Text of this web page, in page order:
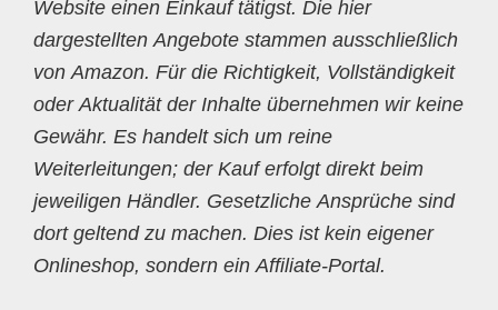
Website einen Einkauf tätigst. Die hier
dargestellten Angebote stammen ausschließlich
von Amazon. Für die Richtigkeit, Vollständigkeit
oder Aktualität der Inhalte übernehmen wir keine
Gewähr. Es handelt sich um reine
Weiterleitungen; der Kauf erfolgt direkt beim
jeweiligen Händler. Gesetzliche Ansprüche sind
dort geltend zu machen. Dies ist kein eigener
Onlineshop, sondern ein Affiliate-Portal.